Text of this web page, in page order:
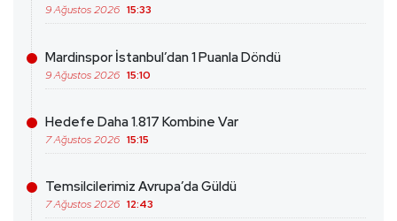
9 Ağustos 2026 15:33
Mardinspor İstanbul’dan 1 Puanla Döndü
9 Ağustos 2026 15:10
Hedefe Daha 1.817 Kombine Var
7 Ağustos 2026 15:15
Temsilcilerimiz Avrupa’da Güldü
7 Ağustos 2026 12:43